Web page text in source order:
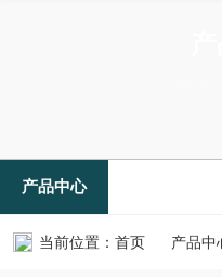
产品中心
当前位置： 首页 产品中